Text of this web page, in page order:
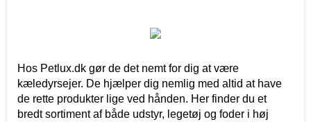
Hos Petlux.dk gør de det nemt for dig at være
kæledyrsejer. De hjælper dig nemlig med altid at have
de rette produkter lige ved hånden. Her finder du et
bredt sortiment af både udstyr, legetøj og foder i høj